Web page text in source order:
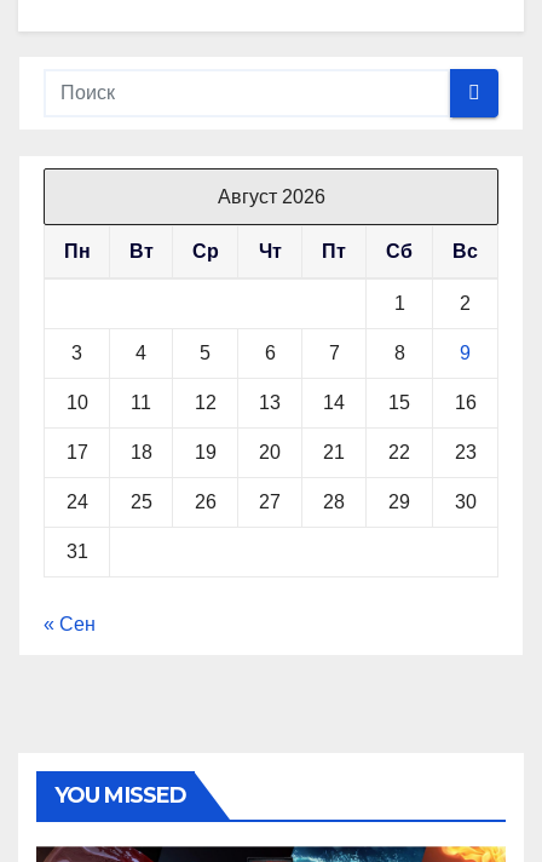
Август 2026
Пн Вт Ср Чт Пт Сб Вс
1 2
3 4 5 6 7 8 9
10 11 12 13 14 15 16
17 18 19 20 21 22 23
24 25 26 27 28 29 30
31
« Сен
YOU MISSED